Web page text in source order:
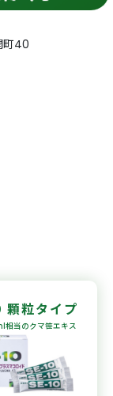
町40
顆粒タイプ
相当のクマ笹エキス